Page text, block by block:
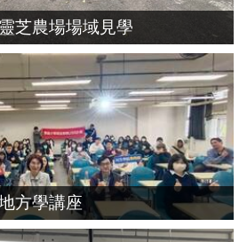
芝農場場域見學
方學講座